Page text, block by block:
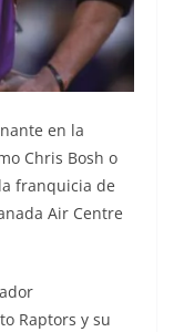
en la
Chris Bosh o
franquicia de
Air Centre
Raptors y su